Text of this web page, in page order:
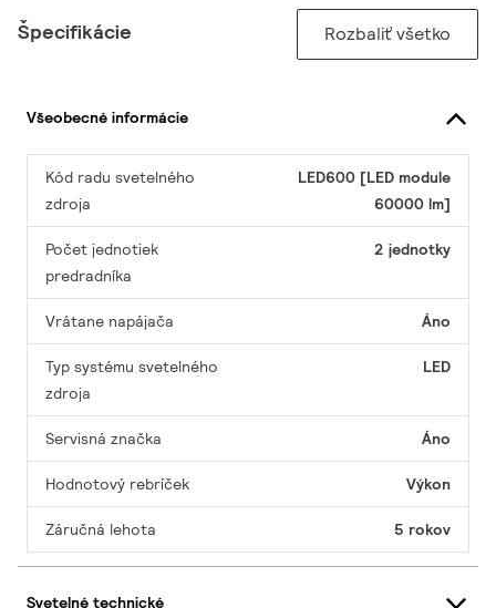
Špecifikácie Rozbaliť všetko
Všeobecné informácie
Kód radu svetelného
zdroja
LED600 [LED module
60000 lm]
Počet jednotiek
predradníka
2 jednotky
Vrátane napájača Áno
Typ systému svetelného
zdroja
LED
Servisná značka Áno
Hodnotový rebríček Výkon
Záručná lehota 5 rokov
Svetelné technické